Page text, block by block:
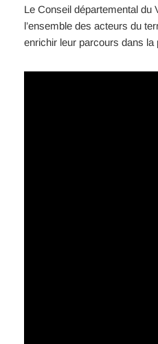
Le Conseil départemental du
l’ensemble des acteurs du
enrichir leur parcours dans